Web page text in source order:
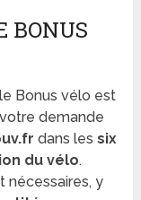
BONUS
Bonus vélo est
demande
dans lessix
du vélo.
nécessaires, y